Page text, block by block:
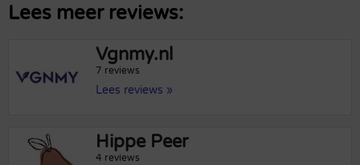
Lees meer reviews:
Vgnmy.nl
7 reviews
Lees reviews »
Hippe Peer
4 reviews